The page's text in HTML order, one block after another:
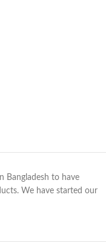
Bangladesh to have
We have started our